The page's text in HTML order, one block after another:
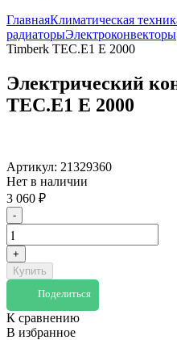
ГлавнаяКлиматическая
радиаторыЭлектроконвекторы
Timberk TEC.E1 E 2000
Электрический
TEC.E1 E 2000
Артикул: 21329360
Нет в наличии
3 060 ₽
-
+
Купить
Поделиться
К сравнению
В избранное